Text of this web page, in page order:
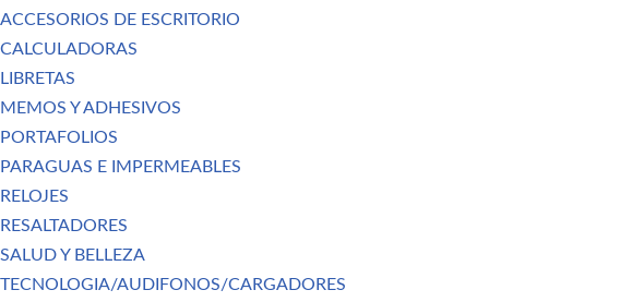
ACCESORIOS DE ESCRITORIO
CALCULADORAS
LIBRETAS
MEMOS Y ADHESIVOS
PORTAFOLIOS
PARAGUAS E IMPERMEABLES
RELOJES
RESALTADORES
SALUD Y BELLEZA
TECNOLOGIA/AUDIFONOS/CARGADORES